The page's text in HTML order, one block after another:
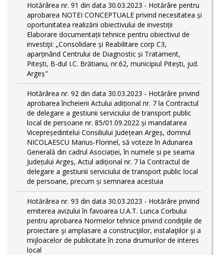
Hotărârea nr. 91 din data 30.03.2023 - Hotărâre pentru
aprobarea NOTEI CONCEPTUALE privind necesitatea și
oportunitatea realizării obiectivului de investiții
Elaborare documentații tehnice pentru obiectivul de
investiţii: „Consolidare și Reabilitare corp C3,
aparținând Centrului de Diagnostic și Tratament,
Pitești, B-dul I.C. Brătianu, nr.62, municipiul Pitești, jud.
Argeș"
Hotărârea nr. 92 din data 30.03.2023 - Hotărâre privind
aprobarea încheierii Actului adițional nr. 7 la Contractul
de delegare a gestiunii serviciului de transport public
local de persoane nr. 85/01.09.2022 și mandatarea
Vicepreședintelui Consiliului Județean Argeș, domnul
NICOLAESCU Marius-Florinel, să voteze în Adunarea
Generală din cadrul Asociației, în numele și pe seama
Județului Argeș, Actul adițional nr. 7 la Contractul de
delegare a gestiunii serviciului de transport public local
de persoane, precum și semnarea acestuia
Hotărârea nr. 93 din data 30.03.2023 - Hotărâre privind
emiterea avizului în favoarea U.A.T. Lunca Corbului
pentru aprobarea Normelor tehnice privind condiţiile de
proiectare şi amplasare a construcţiilor, instalaţiilor şi a
mijloacelor de publicitate în zona drumurilor de interes
local